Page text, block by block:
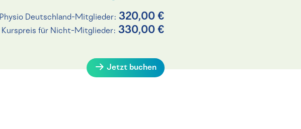
Deutschland-Mitglieder: 320,00 €
Kurspreis für Nicht-Mitglieder: 330,00 €
Jetzt buchen